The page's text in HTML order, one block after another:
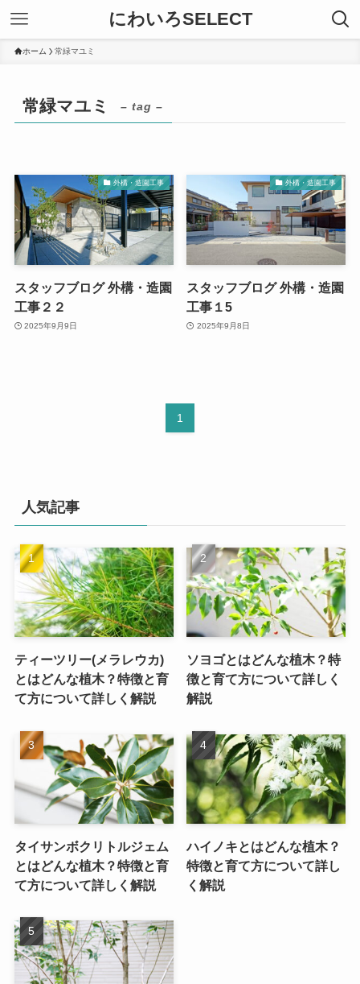
にわいろSELECT
ホーム 常緑マユミ
常緑マユミ – tag –
外構・造園工事
スタッフブログ 外構・造園
工事２２
2025年9月9日
外構・造園工事
スタッフブログ 外構・造園
工事１5
2025年9月8日
1
人気記事
ティーツリー(メラレウカ)
とはどんな植木？特徴と育
て方について詳しく解説
ソヨゴとはどんな植木？特
徴と育て方について詳しく
解説
タイサンボクリトルジェム
とはどんな植木？特徴と育
て方について詳しく解説
ハイノキとはどんな植木？
特徴と育て方について詳し
く解説